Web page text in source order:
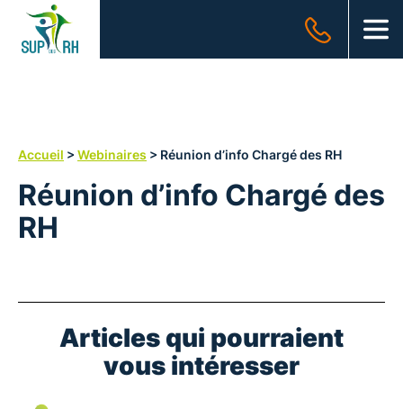
SUP
des
RH
Accueil > Webinaires > Réunion d’info Chargé des RH
Réunion d’info Chargé des
RH
Articles qui pourraient
vous intéresser